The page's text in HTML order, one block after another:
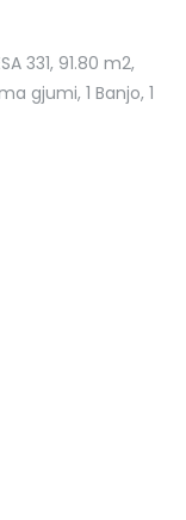
331, 91.80 m2,
gjumi, 1 Banjo, 1